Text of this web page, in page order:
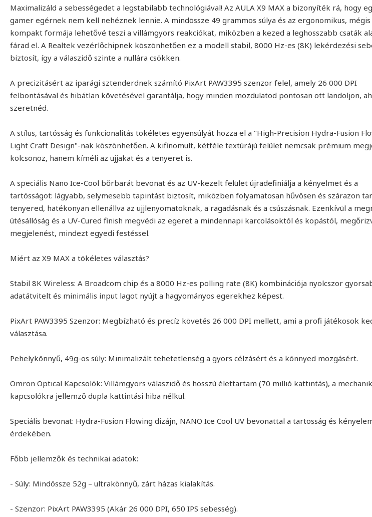
Maximalizáld a sebességedet a legstabilabb technológiával! Az AULA X9 MAX a bizonyíték rá, hogy
gamer egérnek nem kell nehéznek lennie. A mindössze 49 grammos súlya és az ergonomikus, mégis
kompakt formája lehetővé teszi a villámgyors reakciókat, miközben a kezed a leghosszabb csaták
fárad el. A Realtek vezérlőchipnek köszönhetően ez a modell stabil, 8000 Hz-es (8K) lekérdezési
biztosít, így a válaszidő szinte a nullára csökken.
A precizitásért az iparági sztenderdnek számító PixArt PAW3395 szenzor felel, amely 26 000 DPI
felbontásával és hibátlan követésével garantálja, hogy minden mozdulatod pontosan ott landoljon,
szeretnéd.
A stílus, tartósság és funkcionalitás tökéletes egyensúlyát hozza el a "High-Precision Hydra-Fusion
Light Craft Design"-nak köszönhetően. A kifinomult, kétféle textúrájú felület nemcsak prémium
kölcsönöz, hanem kíméli az ujjakat és a tenyeret is.
A speciális Nano Ice-Cool bőrbarát bevonat és az UV-kezelt felület újradefiniálja a kényelmet és a
tartósságot: lágyabb, selymesebb tapintást biztosít, miközben folyamatosan hűvösen és szárazon
tenyered, hatékonyan ellenállva az ujjlenyomatoknak, a ragadásnak és a csúszásnak. Ezenkívül a
ütésállóság és a UV-Cured finish megvédi az egeret a mindennapi karcolásoktól és kopástól,
megjelenést, mindezt egyedi festéssel.
Miért az X9 MAX a tökéletes választás?
Stabil 8K Wireless: A Broadcom chip és a 8000 Hz-es polling rate (8K) kombinációja nyolcszor
adatátvitelt és minimális input lagot nyújt a hagyományos egerekhez képest.
PixArt PAW3395 Szenzor: Megbízható és precíz követés 26 000 DPI mellett, ami a profi játékosok
választása.
Pehelykönnyű, 49g-os súly: Minimalizált tehetetlenség a gyors célzásért és a könnyed mozgásért.
Omron Optical Kapcsolók: Villámgyors válaszidő és hosszú élettartam (70 millió kattintás), a
kapcsolókra jellemző dupla kattintási hiba nélkül.
Speciális bevonat: Hydra-Fusion Flowing dizájn, NANO Ice Cool UV bevonattal a tartosság és
érdekében.
Főbb jellemzők és technikai adatok:
- Súly: Mindössze 52g – ultrakönnyű, zárt házas kialakítás.
- Szenzor: PixArt PAW3395 (Akár 26 000 DPI, 650 IPS sebesség).